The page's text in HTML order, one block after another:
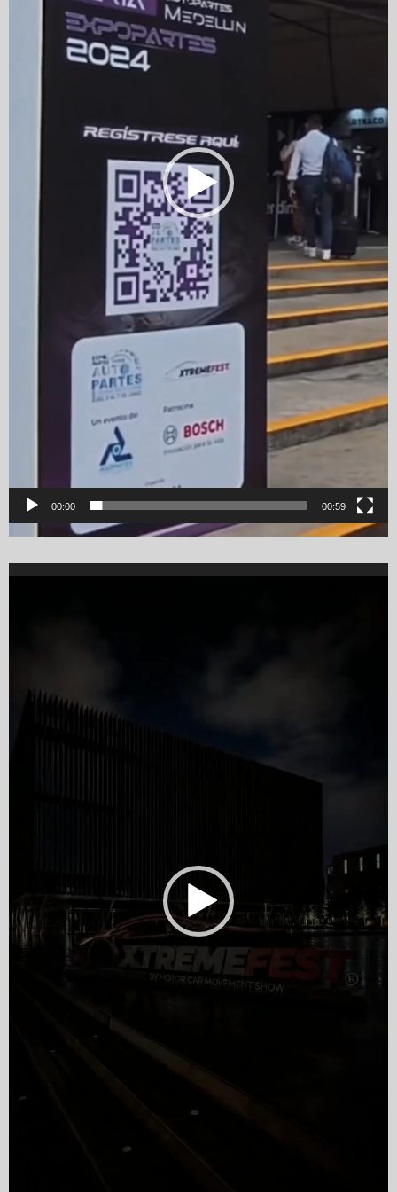
00:00 00:59
Video